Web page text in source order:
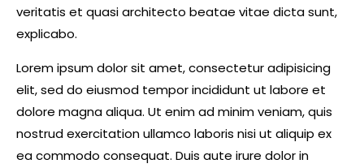
veritatis et quasi architecto beatae vitae dicta sunt,
explicabo.
Lorem ipsum dolor sit amet, consectetur adipisicing
elit, sed do eiusmod tempor incididunt ut labore et
dolore magna aliqua. Ut enim ad minim veniam, quis
nostrud exercitation ullamco laboris nisi ut aliquip ex
ea commodo consequat. Duis aute irure dolor in